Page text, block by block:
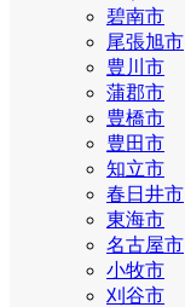
碧南市
尾張旭市
豊川市
蒲郡市
豊橋市
豊田市
知立市
春日井市
東海市
名古屋市
小牧市
刈谷市